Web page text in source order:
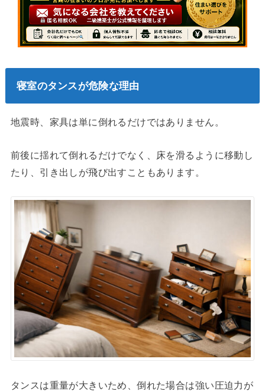
寝室のタンスが危険な理由
地震時、家具は単に倒れるだけではありません。
前後に揺れて倒れるだけでなく、床を滑るように移動し
たり、引き出しが飛び出すこともあります。
タンスは重量が大きいため、倒れた場合は強い圧迫力が